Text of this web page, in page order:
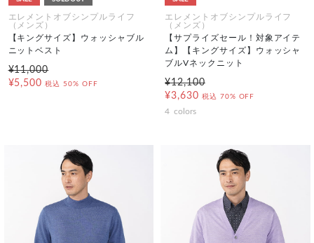
エレメントオブシンプルライフ
（メンズ）
【キングサイズ】ウォッシャブル
ニットベスト
¥11,000
¥5,500 税込 50% OFF
エレメントオブシンプルライフ
（メンズ）
【サプライズセール！対象アイテ
ム】【キングサイズ】ウォッシャ
ブルVネックニット
¥12,100
¥3,630 税込 70% OFF
4 colors